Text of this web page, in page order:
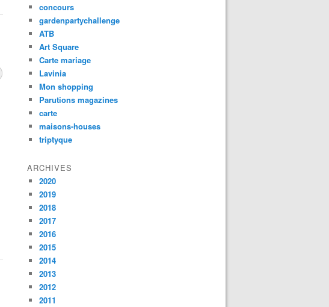
concours
gardenpartychallenge
ATB
Art Square
Carte mariage
Lavinia
Mon shopping
Parutions magazines
carte
maisons-houses
triptyque
ARCHIVES
2020
2019
2018
2017
2016
2015
2014
2013
2012
2011